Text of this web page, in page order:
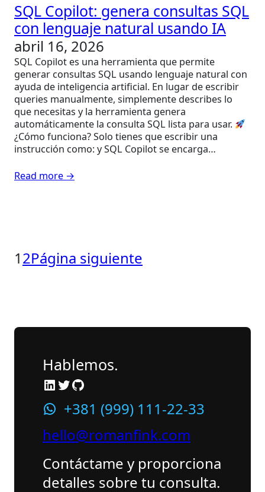
SQL Copilot: genera consultas SQL
con lenguaje natural usando IA
abril 16, 2026
SQL Copilot es una herramienta que permite
generar consultas SQL usando lenguaje natural con
ayuda de inteligencia artificial. En lugar de escribir
queries manualmente, simplemente describes lo
que necesitas y la herramienta genera
automáticamente la consulta SQL lista para usar.
¿Cómo funciona? Solo tienes que escribir una
instrucción como: y SQL Copilot se encarga…
Read more →
12Página siguiente
Hablemos.
LinkedIn Twitter GitHub
+381 (999) 111-22-33
hello@romanfink.com
Contáctame y proporciona
detalles sobre tu consulta.